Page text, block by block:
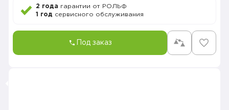
2 года гарантии от РОЛЬФ
1 год сервисного обслуживания
Под заказ